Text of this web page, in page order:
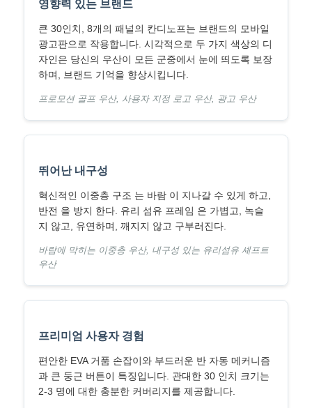
산책 우산
소형 우산
바람 막는 우산
자동 개방 우산
역방향 우산
나무 손잡이 우산
자외선 저항 우산
어린이용 우산
영향력 있는 브랜드
큰 30인치, 8개의 패널의 칸디노프는 브랜드의 모바일
광고판으로 작용합니다. 시각적으로 두 가지 색상의 디
자인은 당신의 우산이 모든 군중에서 눈에 띄도록 보장
하며, 브랜드 기억을 향상시킵니다.
프로모션 골프 우산, 사용자 지정 로고 우산, 광고 우산
뛰어난 내구성
혁신적인 이중층 구조 는 바람 이 지나갈 수 있게 하고,
반전 을 방지 한다. 유리 섬유 프레임 은 가볍고, 녹슬
지 않고, 유연하며, 깨지지 않고 구부러진다.
바람에 막히는 이중층 우산, 내구성 있는 유리섬유 셰프트
우산
프리미엄 사용자 경험
편안한 EVA 거품 손잡이와 부드러운 반 자동 메커니즘
과 큰 둥근 버튼이 특징입니다. 관대한 30 인치 크기는
2-3 명에 대한 충분한 커버리지를 제공합니다.